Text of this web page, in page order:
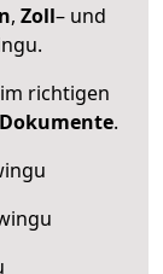
, Zoll– und
richtigen
Dokumente.